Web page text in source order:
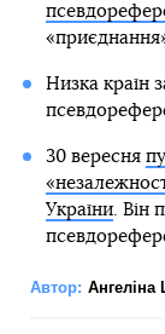
Низка країн
30 вересня
України. Він
Автор: